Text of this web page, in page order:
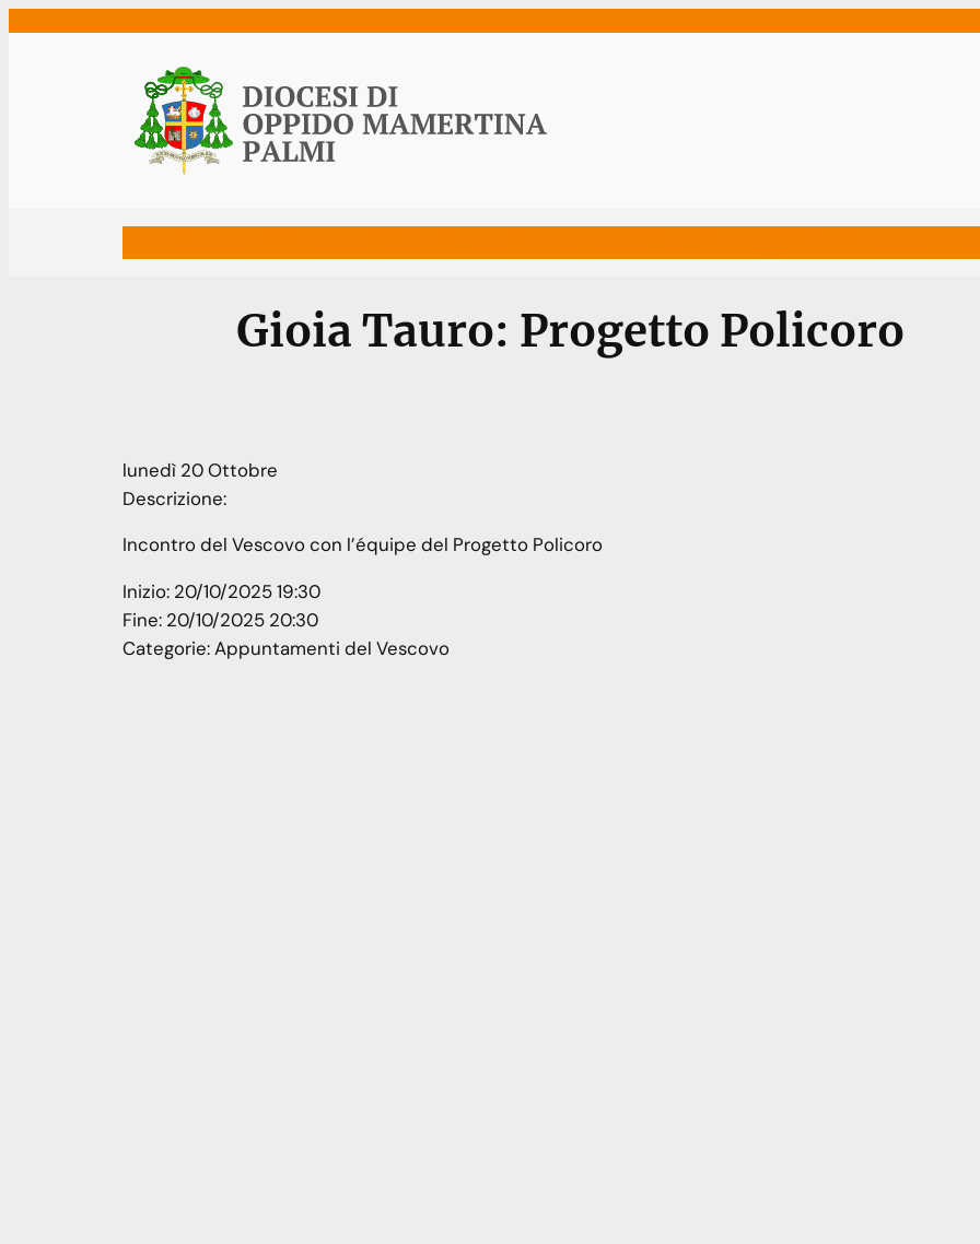
Gioia Tauro: Progetto Policoro
lunedì 20Ottobre
Descrizione:
Incontro del Vescovo con l’équipe del Progetto Policoro
Inizio: 20/10/2025 19:30
Fine: 20/10/2025 20:30
Categorie:Appuntamenti del Vescovo